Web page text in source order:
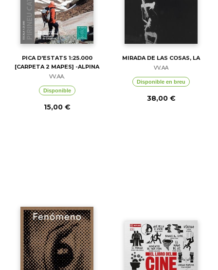
PICA D'ESTATS 1:25.000
[CARPETA 2 MAPES] -ALPINA
VV.AA.
Disponible
15,00 €
MIRADA DE LAS COSAS, LA
VV.AA
Disponible en breu
38,00 €